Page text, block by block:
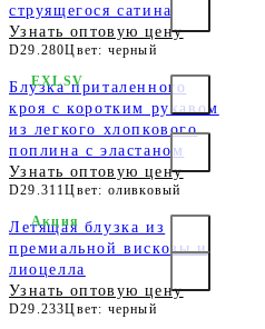
струящегося сатина
Узнать оптовую цену
D29.280Цвет: черный
Блузка приталенного
кроя с коротким рукавом
из легкого хлопкового
поплина с эластаном
Узнать оптовую цену
D29.311Цвет: оливковый
EXLSV
Летящая блузка из
премиальной вискозы и
лиоцелла
Узнать оптовую цену
D29.233Цвет: черный
Акция